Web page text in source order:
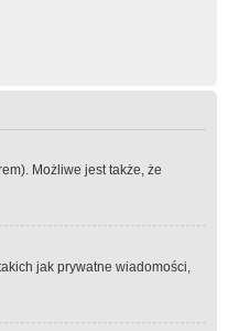
Możliwe jest także, że
jak prywatne wiadomości,